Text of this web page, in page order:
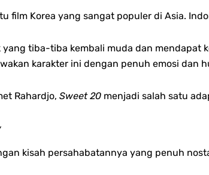
film Korea yang sangat populer di Asia.
tiba-tiba kembali muda dan mendapat
karakter ini dengan penuh emosi dan
Rahardjo, Sweet 20 menjadi salah satu
kisah persahabatannya yang penuh